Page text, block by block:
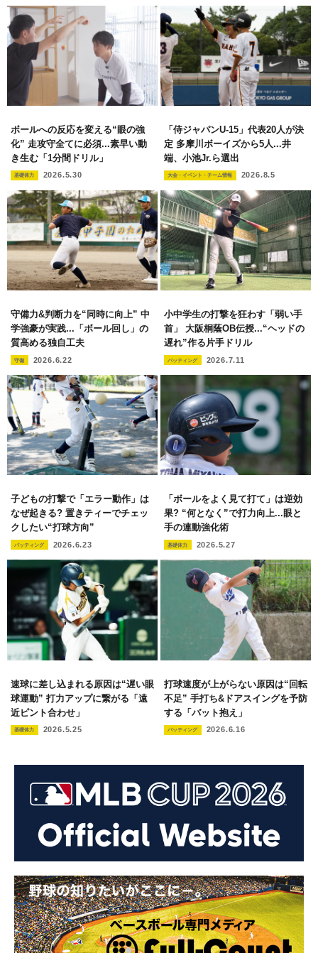
ボールへの反応を変える“眼の強
化” 走攻守全てに必須...素早い動
き生む「1分間ドリル」
基礎体力 2026.5.30
「侍ジャパンU-15」代表20人が決
定 多摩川ボーイズから5人...井
端、小池Jr.ら選出
大会・イベント・チーム情報 2026.8.5
守備力&判断力を“同時に向上” 中
学強豪が実践...「ボール回し」の
質高める独自工夫
守備 2026.6.22
小中学生の打撃を狂わす「弱い手
首」 大阪桐蔭OB伝授...“ヘッドの
遅れ”作る片手ドリル
バッティング 2026.7.11
子どもの打撃で「エラー動作」は
なぜ起きる? 置きティーでチェッ
クしたい“打球方向”
バッティング 2026.6.23
「ボールをよく見て打て」は逆効
果? “何となく”で打力向上...眼と
手の連動強化術
基礎体力 2026.5.27
速球に差し込まれる原因は“遅い眼
球運動” 打力アップに繋がる「遠
近ピント合わせ」
基礎体力 2026.5.25
打球速度が上がらない原因は“回転
不足” 手打ち&ドアスイングを予防
する「バット抱え」
バッティング 2026.6.16